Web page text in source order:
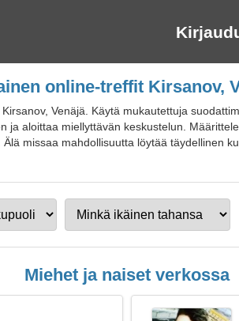
online-treffit Kirsanov,
Venäjä. Käytä mukautettuja
ja aloittaa miellyttävän keskustelun.
missaa mahdollisuutta löytää täydellinen
Miehet ja naiset verkossa